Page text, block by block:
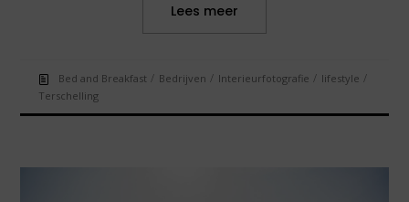
Lees meer
Bed and Breakfast / Bedrijven / Interieurfotografie / lifestyle /
Terschelling